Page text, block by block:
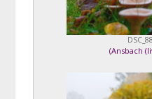
(Ansbach